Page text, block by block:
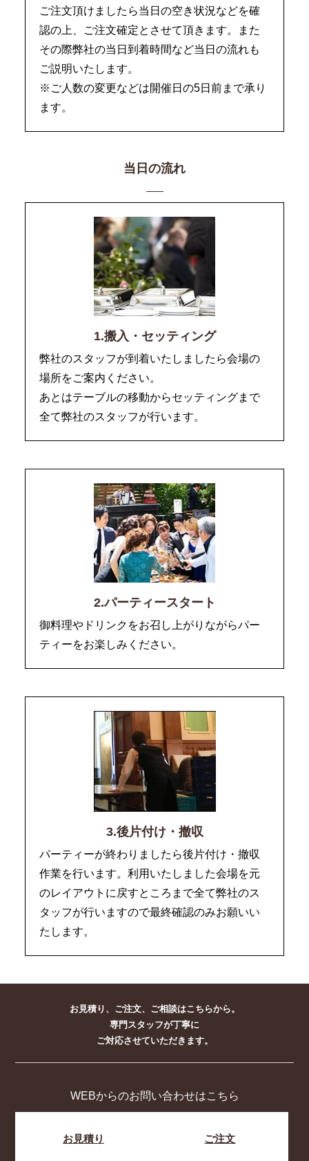
ご注文頂けましたら当日の空き状況などを確
認の上、ご注文確定とさせて頂きます。また
その際弊社の当日到着時間など当日の流れも
ご説明いたします。
※ご人数の変更などは開催日の5日前まで承り
ます。
当日の流れ
1.搬入・セッティング
弊社のスタッフが到着いたしましたら会場の
場所をご案内ください。
あとはテーブルの移動からセッティングまで
全て弊社のスタッフが行います。
2.パーティースタート
御料理やドリンクをお召し上がりながらパー
ティーをお楽しみください。
3.後片付け・撤収
パーティーが終わりましたら後片付け・撤収
作業を行います。利用いたしました会場を元
のレイアウトに戻すところまで全て弊社のス
タッフが行いますので最終確認のみお願いい
たします。
お見積り、ご注文、ご相談はこちらから。
専門スタッフが丁寧に
ご対応させていただきます。
WEBからのお問い合わせはこちら
お見積り ご注文